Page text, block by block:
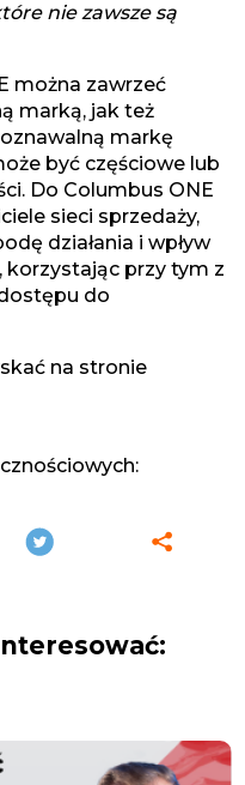
nie zawsze są
można zawrzeć
marką, jak też
markę
być częściowe lub
Do Columbus ONE
sieci sprzedaży,
działania i wpływ
korzystając przy tym z
do
na stronie